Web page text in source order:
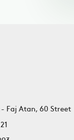
Faj Atan, 60 Street